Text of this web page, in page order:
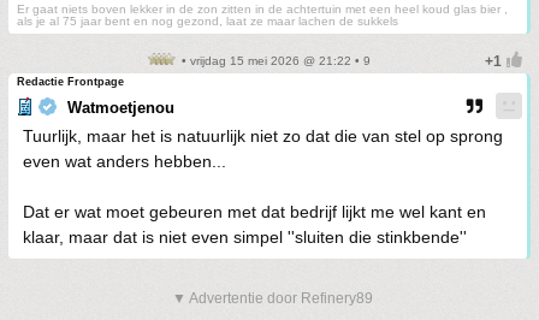
Er gaat niets boven lekker in de zon zitten in de achtertuin met een heel koud glas bier ,
als je al 75 jaar bent en nog gezond, laat ze maar lachen de sukkels
• vrijdag 15 mei 2026 @ 21:22 • 9
Redactie Frontpage
Watmoetjenou
Tuurlijk, maar het is natuurlijk niet zo dat die van stel op sprong
even wat anders hebben...
Dat er wat moet gebeuren met dat bedrijf lijkt me wel kant en
klaar, maar dat is niet even simpel ''sluiten die stinkbende''
▼ Advertentie door Refinery89